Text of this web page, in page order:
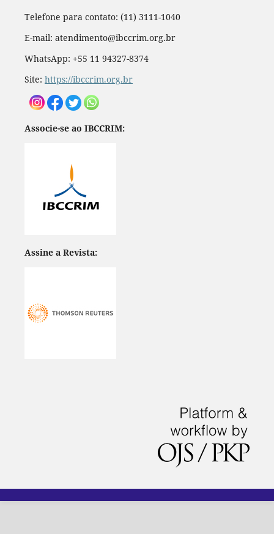
Telefone para contato: (11) 3111-1040
E-mail: atendimento@ibccrim.org.br
WhatsApp: +55 11 94327-8374
Site: https://ibccrim.org.br
Associe-se ao IBCCRIM:
Assine a Revista: